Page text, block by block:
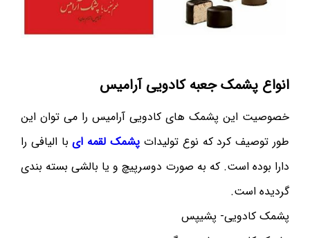
انواع پشمک جعبه کادویی آرامیس
خصوصیت این پشمک های کادویی آرامیس را می توان این
طور توصیف کرد که نوع تولیدات پشمک لقمه ایبا الیافی را
دارا بوده است. که به صورت دوسرپیچ و یا بالشی بسته بندی
گردیده است.
پشمک کادویی- پشیپس